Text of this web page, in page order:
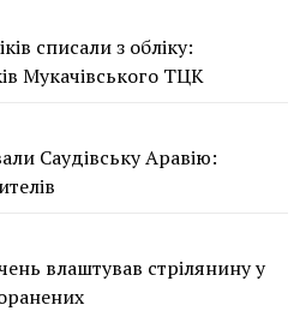
списали з обліку:
Мукачівського ТЦК
Саудівську Аравію:
влаштував стрілянину у